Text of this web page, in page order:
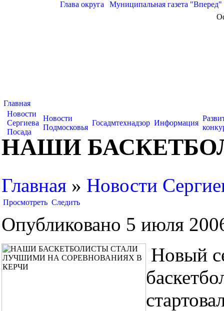
Глава округа Муниципальная газета "Вперед"
Главная
Новости
Сергиева
Посада
Новости
Подмосковья
Госадмтехнадзор Информация
НАШИ
Главная » Новости
Просмотреть Следить
Опубликовано 5 июля
Новый